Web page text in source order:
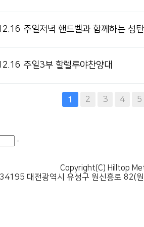
주일저녁 핸드벨과 함께하는 성
주일3부 할렐루야찬양대
1 2 3 4 5
Copyright(C) Hilltop
34195 대전광역시 유성구 원신흥로